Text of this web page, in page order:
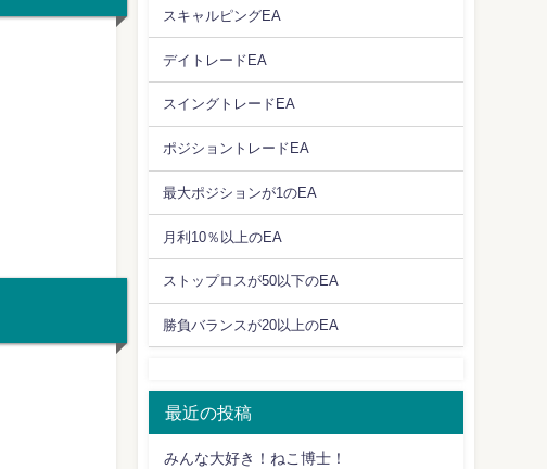
スキャルピングEA
デイトレードEA
スイングトレードEA
ポジショントレードEA
最大ポジションが1のEA
月利10％以上のEA
ストップロスが50以下のEA
勝負バランスが20以上のEA
最近の投稿
みんな大好き！ねこ博士！